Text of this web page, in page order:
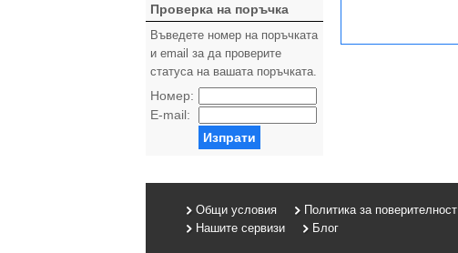
Проверка на поръчка
Въведете номер на поръчката
и email за да проверите
статуса на вашата поръчката.
Номер:
E-mail:
Изпрати
Общи условия Политика за поверителност
Нашите сервизи
Блог